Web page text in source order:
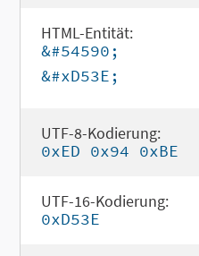
HTML-Entität:
&#54590;
&#xD53E;
UTF-8-Kodierung:
0xED 0x94 0xBE
UTF-16-Kodierung:
0xD53E